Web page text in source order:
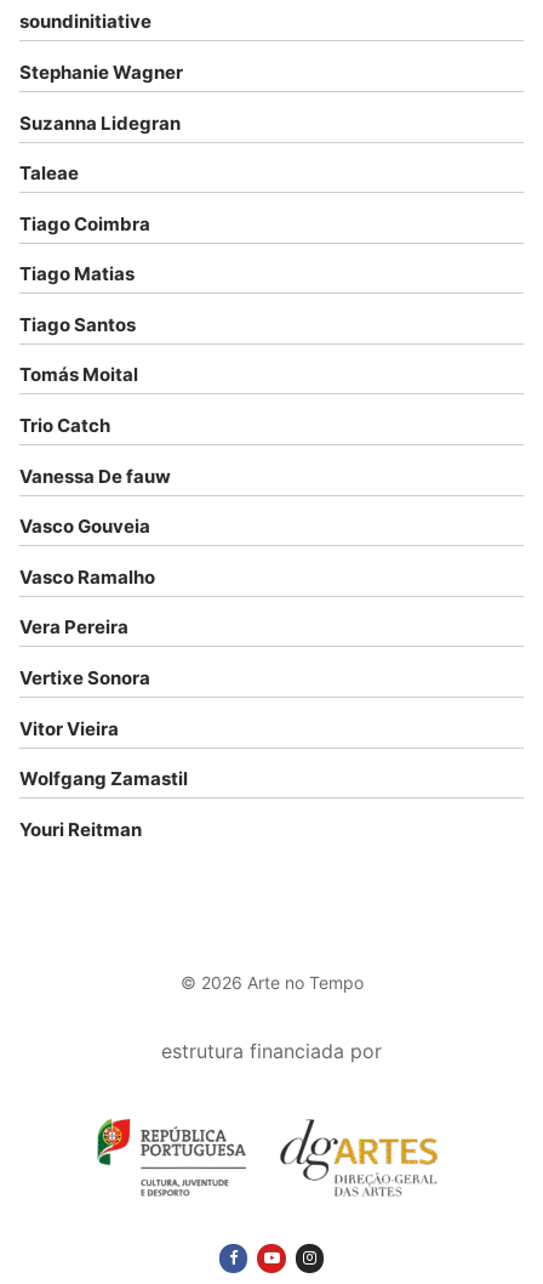
soundinitiative
Stephanie Wagner
Suzanna Lidegran
Taleae
Tiago Coimbra
Tiago Matias
Tiago Santos
Tomás Moital
Trio Catch
Vanessa De fauw
Vasco Gouveia
Vasco Ramalho
Vera Pereira
Vertixe Sonora
Vitor Vieira
Wolfgang Zamastil
Youri Reitman
© 2026 Arte no Tempo
estrutura financiada por